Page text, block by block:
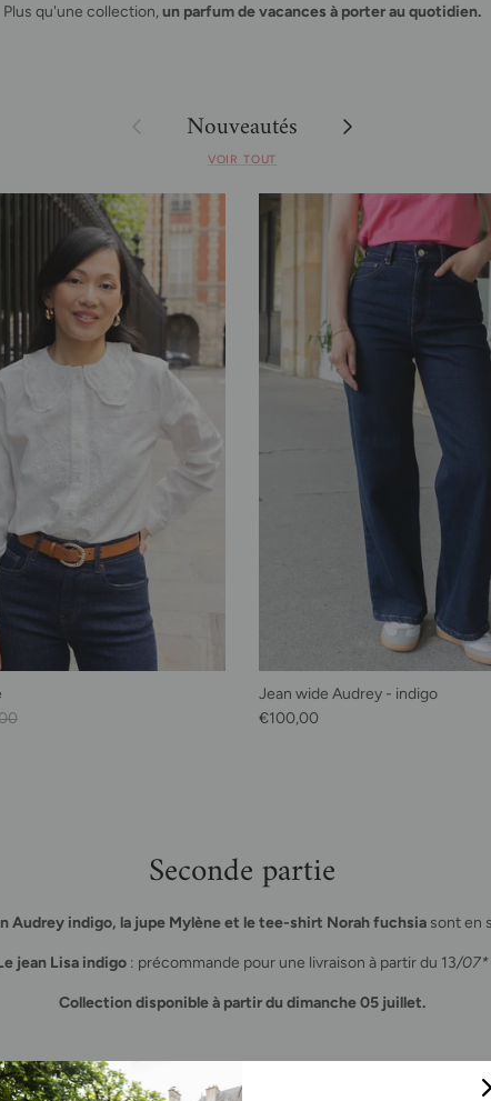
Plus qu'une collection,un parfum de vacances à porter au quotidien.
Précédent Nouveautés Suivant
VOIR TOUT
Jean wide Audrey - indigo
Prix habituel
€100,00
Seconde partie
Audrey indigo, la jupe Mylène et le tee-shirt Norah fuchsiasont en
jean Lisa indigo : précommande pour une livraison à partir du 13/07*
Collection disponible à partir du dimanche 05 juillet.